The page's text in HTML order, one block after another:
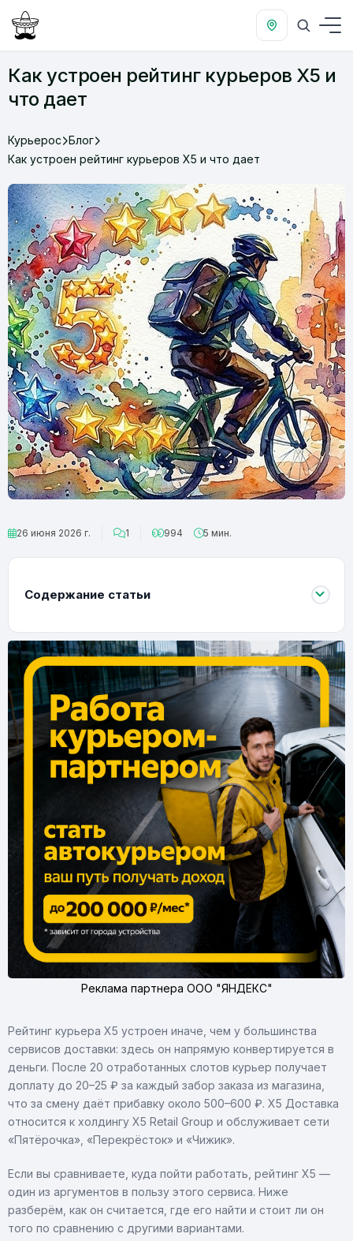
Как устроен рейтинг курьеров X5 и
что дает
Курьерос Блог
Как устроен рейтинг курьеров X5 и что дает
26 июня 2026 г. 1 994 5 мин.
Содержание статьи
Реклама партнера ООО "ЯНДЕКС"
Рейтинг курьера X5 устроен иначе, чем у большинства
сервисов доставки: здесь он напрямую конвертируется в
деньги. После 20 отработанных слотов курьер получает
доплату до 20–25 ₽ за каждый забор заказа из магазина,
что за смену даёт прибавку около 500–600 ₽. X5 Доставка
относится к холдингу X5 Retail Group и обслуживает сети
«Пятёрочка», «Перекрёсток» и «Чижик».
Если вы сравниваете, куда пойти работать, рейтинг X5 —
один из аргументов в пользу этого сервиса. Ниже
разберём, как он считается, где его найти и стоит ли он
того по сравнению с другими вариантами.